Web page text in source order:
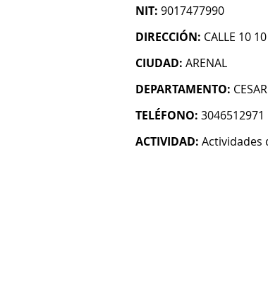
NIT: 9017477990
DIRECCIÓN: CALLE 10
CIUDAD: ARENAL
DEPARTAMENTO: CESAR
TELÉFONO: 3046512971
ACTIVIDAD: Actividades